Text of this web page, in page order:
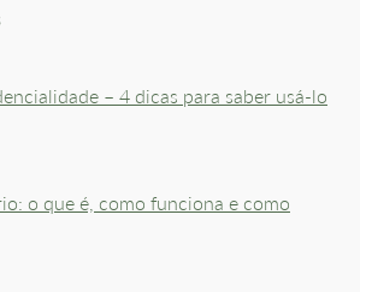
– 4 dicas para saber usá-lo
o que é, como funciona e como